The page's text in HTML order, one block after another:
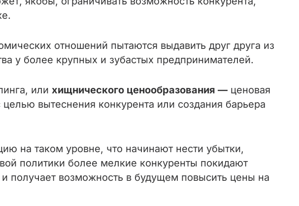
отношений пытаются выдавить друг друга из
у более крупных и зубастых предпринимателей.
или хищнического ценообразования — ценовая
вытеснения конкурента или создания барьера
на таком уровне, что начинают нести убытки,
политики более мелкие конкуренты покидают
получает возможность в будущем повысить цены на